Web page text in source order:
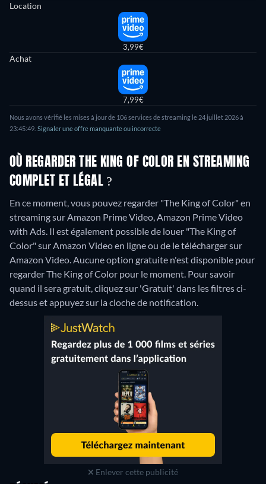
Location
3,99€
Achat
7,99€
Nous avons vérifié les mises à jour de 106 services de streaming le 24 juillet 2026 à
23:45:49. Signaler une offre manquante ou incorrecte
OÙ REGARDER THE KING OF COLOR EN STREAMING
COMPLET ET LÉGAL ?
En ce moment, vous pouvez regarder "The King of Color" en
streaming sur Amazon Prime Video, Amazon Prime Video
with Ads. Il est également possible de louer "The King of
Color" sur Amazon Video en ligne ou de le télécharger sur
Amazon Video.Aucune option gratuite n'est disponible pour
regarder The King of Color pour le moment. Pour savoir
quand il sera gratuit, cliquez sur 'Gratuit' dans les filtres ci-
dessus et appuyez sur la cloche de notification.
Enlever cette publicité